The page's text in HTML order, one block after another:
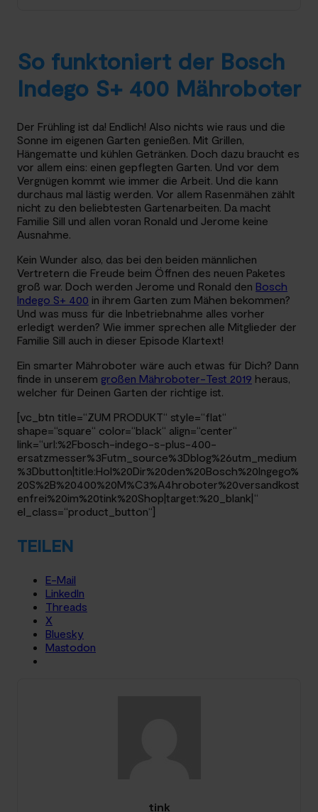
So funktoniert der Bosch
Indego S+ 400 Mähroboter
Der Frühling ist da! Endlich! Also nichts wie raus und die
Sonne im eigenen Garten genießen. Mit Grillen,
Hängematte und kühlen Getränken. Doch dazu braucht es
vor allem eins: einen gepflegten Garten. Und vor dem
Vergnügen kommt wie immer die Arbeit. Und die kann
durchaus mal lästig werden. Vor allem Rasenmähen zählt
nicht zu den beliebtesten Gartenarbeiten. Da macht
Familie Sill und allen voran Ronald und Jerome keine
Ausnahme.
Kein Wunder also, das bei den beiden männlichen
Vertretern die Freude beim Öffnen des neuen Paketes
groß war. Doch werden Jerome und Ronald den Bosch
Indego S+ 400 in ihrem Garten zum Mähen bekommen?
Und was muss für die Inbetriebnahme alles vorher
erledigt werden? Wie immer sprechen alle Mitglieder der
Familie Sill auch in dieser Episode Klartext!
Ein smarter Mähroboter wäre auch etwas für Dich? Dann
finde in unserem großen Mähroboter-Test 2019 heraus,
welcher für Deinen Garten der richtige ist.
[vc_btn title=“ZUM PRODUKT“ style=“flat“
shape=“square“ color=“black“ align=“center“
link=“url:%2Fbosch-indego-s-plus-400-
ersatzmesser%3Futm_source%3Dblog%26utm_medium
%3Dbutton|title:Hol%20Dir%20den%20Bosch%20Ingego%
20S%2B%20400%20M%C3%A4hroboter%20versandkost
enfrei%20im%20tink%20Shop|target:%20_blank|“
el_class=“product_button“]
TEILEN
E-Mail
LinkedIn
Threads
X
Bluesky
Mastodon
tink